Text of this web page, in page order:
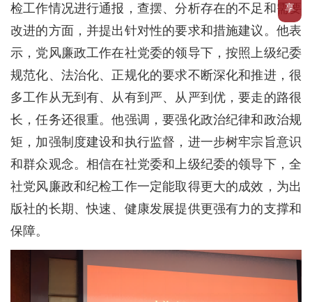
享
检工作情况进行通报，查摆、分析存在的不足和需要
改进的方面，并提出针对性的要求和措施建议。他表
示，党风廉政工作在社党委的领导下，按照上级纪委
规范化、法治化、正规化的要求不断深化和推进，很
多工作从无到有、从有到严、从严到优，要走的路很
长，任务还很重。他强调，要强化政治纪律和政治规
矩，加强制度建设和执行监督，进一步树牢宗旨意识
和群众观念。相信在社党委和上级纪委的领导下，全
社党风廉政和纪检工作一定能取得更大的成效，为出
版社的长期、快速、健康发展提供更强有力的支撑和
保障。